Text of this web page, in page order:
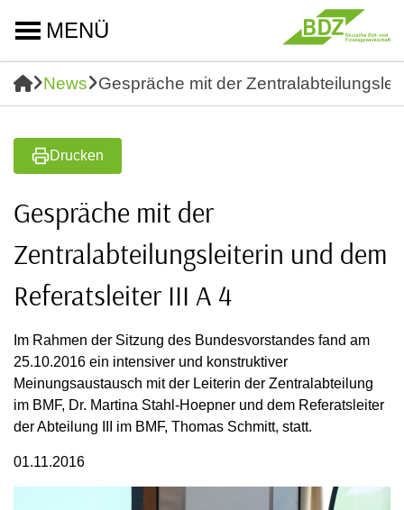
MENÜ
News Gespräche mit der
Drucken
Gespräche mit der
Zentralabteilungsleiterin und dem
Referatsleiter III A 4
Im Rahmen der Sitzung des Bundesvorstandes fand am
25.10.2016 ein intensiver und konstruktiver
Meinungsaustausch mit der Leiterin der Zentralabteilung
im BMF, Dr. Martina Stahl-Hoepner und dem Referatsleiter
der Abteilung III im BMF, Thomas Schmitt, statt.
01.11.2016